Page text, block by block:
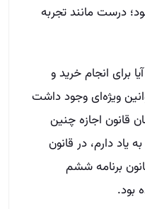
درست مانند تجربه
برای انجام خرید و
ویژه‌ای وجود داشت
قانون اجازه چنین
یاد دارم، در قانون
برنامه ششم
بود.